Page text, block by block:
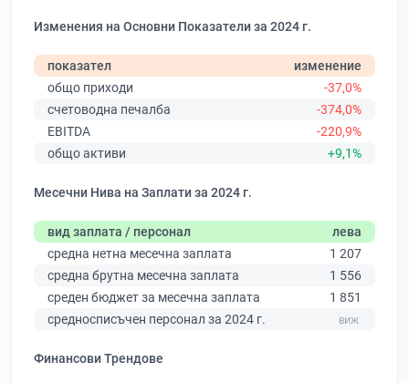
Изменения на Основни Показатели за 2024 г.
показател
изменение
общо приходи
-37,0%
счетоводна печалба
-374,0%
EBITDA
-220,9%
общо активи
+9,1%
Месечни Нива на Заплати за 2024 г.
вид заплата / персонал
лева
средна нетна месечна заплата
1 207
средна брутна месечна заплата
1 556
среден бюджет за месечна заплата
1 851
средносписъчен персонал за 2024 г.
Финансови Трендове